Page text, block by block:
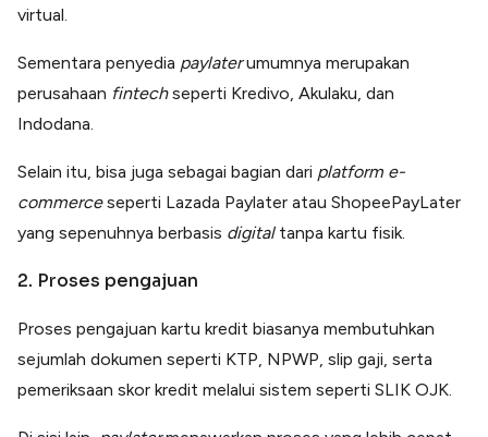
virtual.
Sementara penyedia paylaterumumnya merupakan
perusahaan fintechseperti Kredivo, Akulaku, dan
Indodana.
Selain itu, bisa juga sebagai bagian dari platform e-
commerceseperti Lazada Paylater atau ShopeePayLater
yang sepenuhnya berbasis digitaltanpa kartu fisik.
2. Proses pengajuan
Proses pengajuan kartu kredit biasanya membutuhkan
sejumlah dokumen seperti KTP, NPWP, slip gaji, serta
pemeriksaan skor kredit melalui sistem seperti SLIK OJK.